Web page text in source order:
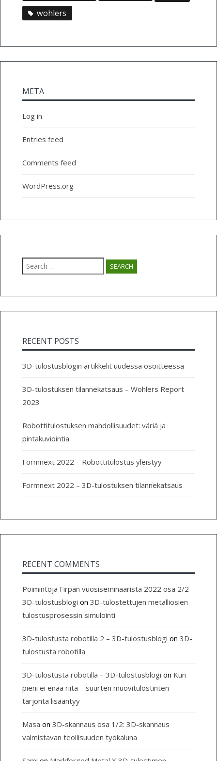
wohlers
META
Log in
Entries feed
Comments feed
WordPress.org
Search
for:
RECENT POSTS
3D-tulostusblogin artikkelit uudessa osoitteessa
3D-tulostuksen tilannekatsaus – Wohlers Report
2023
Robottitulostuksen mahdollisuudet: väriä ja
pintakuviointia
Formnext 2022 – Robottitulostus yleistyy
Formnext 2022 – 3D-tulostuksen tilannekatsaus
RECENT COMMENTS
Poimintoja Firpan vuosiseminaarista 2022 osa 2/2 –
3D-tulostusblogi on 3D-tulostettujen metalliosien
tulostusprosessin simulointi
3D-tulostusta robotilla 2 – 3D-tulostusblogi on 3D-
tulostusta robotilla
3D-tulostusta robotilla – 3D-tulostusblogi on Kun
pieni ei enää riitä – suurten muovitulostinten
tarjonta lisääntyy
Masa on 3D-skannaus osa 1/2: 3D-skannaus
valmistavan teollisuuden työkaluna